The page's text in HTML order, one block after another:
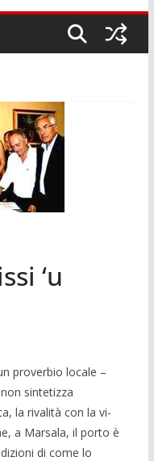
‘u
proverbio locale –
sintetizza
la rivalità con la vi­
a Mar­sala, il porto è
di come lo